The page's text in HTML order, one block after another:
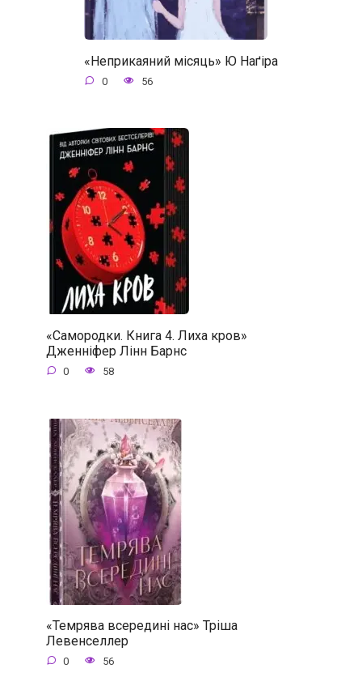
«Неприкаяний місяць» Ю Наґіра
0 56
«Самородки. Книга 4. Лиха кров»
Дженніфер Лінн Барнс
0 58
«Темрява всередині нас» Тріша
Левенселлер
0 56